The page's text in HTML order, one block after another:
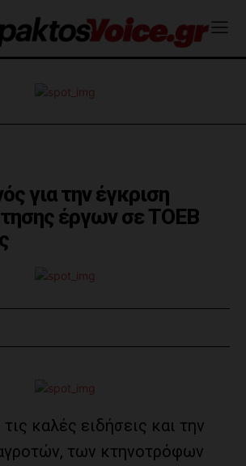
για την έγκριση
έργων σε ΤΟΕΒ
καλές ειδήσεις και την
των κτηνοτρόφων